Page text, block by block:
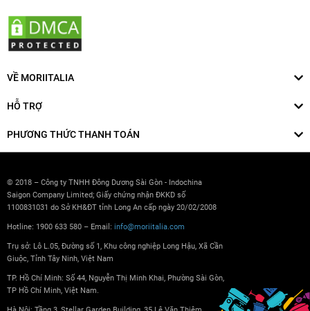
VỀ MORIITALIA
HỖ TRỢ
PHƯƠNG THỨC THANH TOÁN
© 2018 – Công ty TNHH Đông Dương Sài Gòn - Indochina
Saigon Company Limited; Giấy chứng nhận ĐKKD số
1100831031 do Sở KH&ĐT tỉnh Long An cấp ngày 20/02/2008
Hotline: 1900 633 580 – Email: info@moriitalia.com
Trụ sở: Lô L.05, Đường số 1, Khu công nghiệp Long Hậu, Xã Cần
Giuộc, Tỉnh Tây Ninh, Việt Nam
TP. Hồ Chí Minh: Số 44, Nguyễn Thị Minh Khai, Phường Sài Gòn,
TP Hồ Chí Minh, Việt Nam.